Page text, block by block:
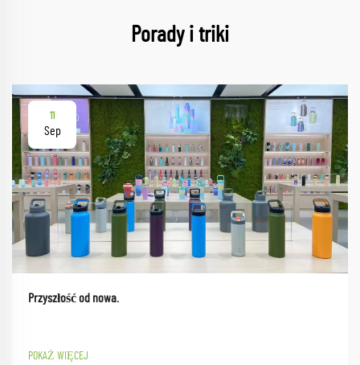
Porady i triki
11
Sep
Przyszłość od nowa.
POKAŻ WIĘCEJ